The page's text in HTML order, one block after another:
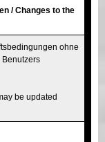
/ Changes to the
ohne
be updated